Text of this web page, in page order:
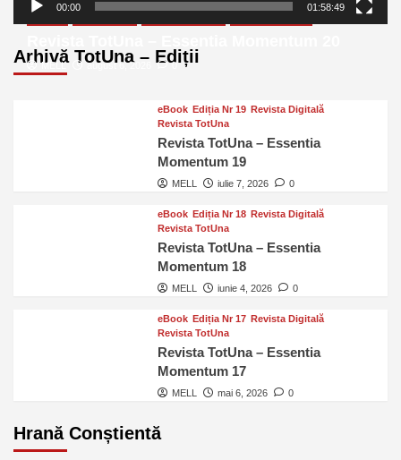
00:00 01:58:49
Arhivă TotUna – Ediții
MELL august 6, 2026 0
eBook Ediția Nr 19 Revista Digitală
Revista TotUna
Revista TotUna – Essentia
Momentum 19
MELL iulie 7, 2026 0
eBook Ediția Nr 18 Revista Digitală
Revista TotUna
Revista TotUna – Essentia
Momentum 18
MELL iunie 4, 2026 0
eBook Ediția Nr 17 Revista Digitală
Revista TotUna
Revista TotUna – Essentia
Momentum 17
MELL mai 6, 2026 0
Hrană Conștientă